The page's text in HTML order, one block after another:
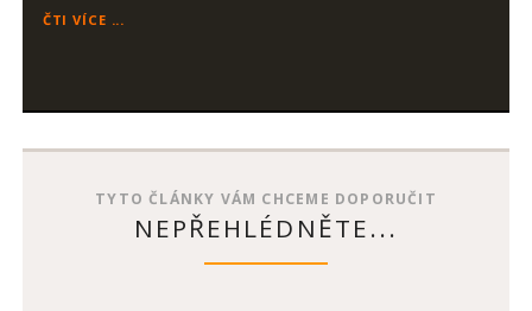
ČTI VÍCE ...
TYTO ČLÁNKY VÁM CHCEME DOPORUČIT
NEPŘEHLÉDNĚTE...